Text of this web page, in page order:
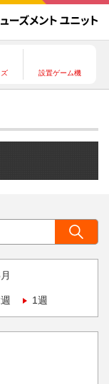
設置ゲーム機
1週